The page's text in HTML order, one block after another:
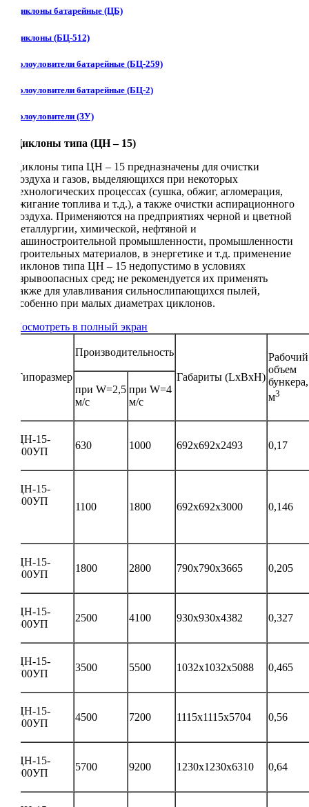
Циклоны батарейные (ЦБ)
Циклоны (БЦ-512)
Золоуловители батарейные (БЦ-259)
Золоуловители батарейные (БЦ-2)
Золоуловители (ЗУ)
Циклоны типа (ЦН – 15)
Циклоны типа ЦН – 15 предназначены для очистки
воздуха и газов, выделяющихся при некоторых
технологических процессах (сушка, обжиг, агломерация,
сжигание топлива и т.д.), а также очистки аспирационного
воздуха. Применяются на предприятиях черной и цветной
металлургии, химической, нефтяной и
машиностроительной промышленности, промышленности
строительных материалов, в энергетике и т.д. применение
циклонов типа ЦН – 15 недопустимо в условиях
взрывоопасных сред; не рекомендуется их применять
также для улавливания сильнослипающихся пылей,
особенно при малых диаметрах циклонов.
Посмотреть в полный экран
Типоразмер
Производительность
Габариты (LxBxH)
Рабочий
объем
бункера,
м3
при W=2,5
м/с
при W=4
м/с
ЦН-15-
300УП
630 1000 692х692х2493 0,17
ЦН-15-
400УП
1100 1800 692х692х3000 0,146
ЦН-15-
500УП
1800 2800 790х790х3665 0,205
ЦН-15-
600УП
2500 4100 930х930х4382 0,327
ЦН-15-
700УП
3500 5500 1032х1032х5088 0,465
ЦН-15-
800УП
4500 7200 1115х1115х5704 0,56
ЦН-15-
900УП
5700 9200 1230х1230х6310 0,64